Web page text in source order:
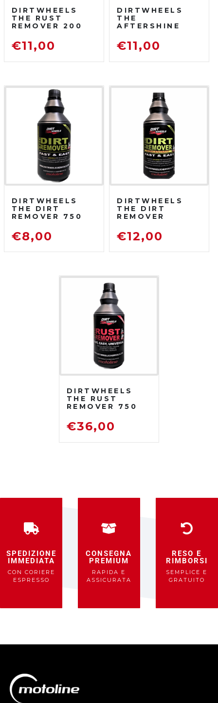
DIRTWHEELS
THE RUST
REMOVER 200
DISOSSIDANTE
RIMUOVI
€11,00
DIRTWHEELS
THE
AFTERSHINE
PROTETTIVO
LUCIDANTE
€11,00
DIRTWHEELS
THE DIRT
REMOVER 750
SGRASSATORE
DETERGENTE
€8,00
DIRTWHEELS
THE DIRT
REMOVER
750 ML
SGRASSATORE
€12,00
DIRTWHEELS
THE RUST
REMOVER 750
DISOSSIDANTE
RIMUOVI
€36,00
SPEDIZIONE
IMMEDIATA
CON CORIERE
ESPRESSO
CONSEGNA
PREMIUM
RAPIDA E
ASSICURATA
RESO E
RIMBORSI
SEMPLICE E
GRATUITO